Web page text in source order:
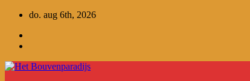
inhoud
do. aug 6th, 2026